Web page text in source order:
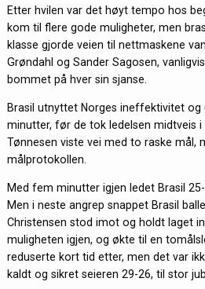
Etter hvilen var det høyt tempo hos
kom til flere gode muligheter, men
klasse gjorde veien til nettmaskene
Grøndahl og Sander Sagosen,
bommet på hver sin sjanse.
Brasil utnyttet Norges ineffektivitet
minutter, før de tok ledelsen midtveis i
Tønnesen viste vei med to raske mål,
målprotokollen.
Med fem minutter igjen ledet Brasil
Men i neste angrep snappet Brasil
Christensen stod imot og holdt laget
muligheten igjen, og økte til en
reduserte kort tid etter, men det var
kaldt og sikret seieren 29-26, til stor